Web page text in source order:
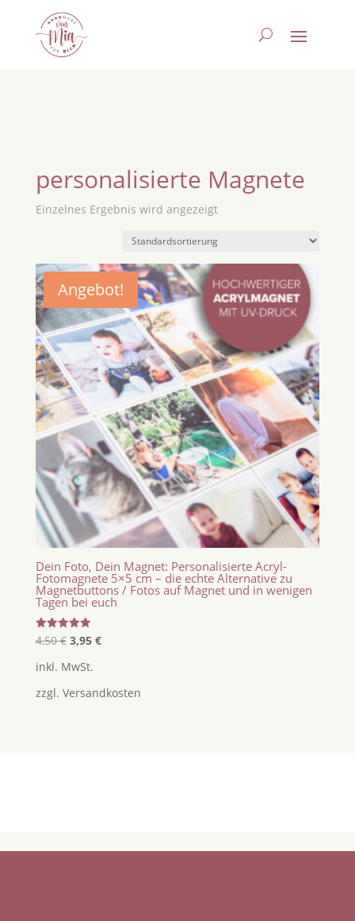
personalisierte Magnete
Einzelnes Ergebnis wird angezeigt
Angebot!
Dein Foto, Dein Magnet: Personalisierte Acryl-
Fotomagnete 5×5 cm – die echte Alternative zu
Magnetbuttons / Fotos auf Magnet und in wenigen
Tagen bei euch
Bewertet
mit
von 5
4,50€ Ursprünglicher
war:
4,50 €
3,95 €Aktueller
3,95 €.
inkl. MwSt.
zzgl. Versandkosten